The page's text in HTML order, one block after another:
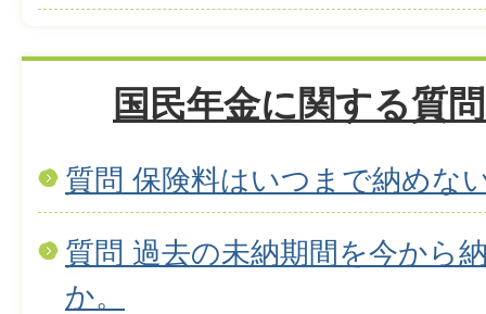
国民年金に関する質
質問 保険料はいつまで納めな
質問 過去の未納期間を今から
か。